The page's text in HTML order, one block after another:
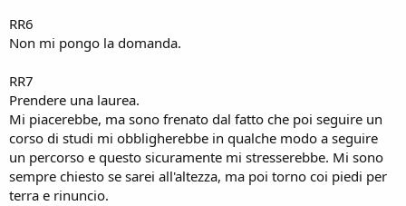
RR6
Non mi pongo la domanda.
RR7
Prendere una laurea.
Mi piacerebbe, ma sono frenato dal fatto che poi seguire un
corso di studi mi obbligherebbe in qualche modo a seguire
un percorso e questo sicuramente mi stresserebbe. Mi sono
sempre chiesto se sarei all'altezza, ma poi torno coi piedi per
terra e rinuncio.